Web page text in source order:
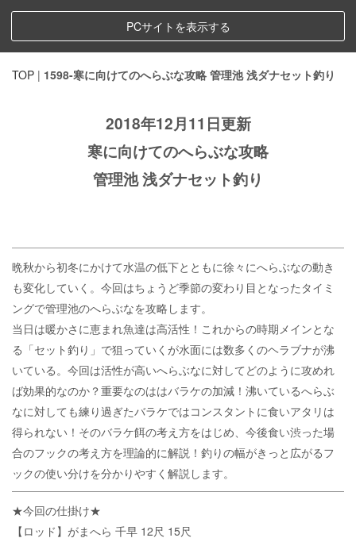
PCサイトを表示する
TOP | 1598-寒に向けてのへらぶな攻略 管理池 浅ダナセット釣り
2018年12月11日更新
寒に向けてのへらぶな攻略
管理池 浅ダナセット釣り
晩秋から初冬にかけて水温の低下とともに徐々にへらぶなの動き
も変化していく。今回はちょうど季節の変わり目となったタイミ
ングで管理池のへらぶなを攻略します。
当日は暖かさに恵まれ魚達は高活性！これからの時期メインとな
る「セット釣り」で狙っていくが水面には数多くのヘラブナが沸
いている。今回は活性が高いへらぶなに対してどのように攻めれ
ば効果的なのか？重要なのははバラケの加減！沸いているへらぶ
なに対しても練り過ぎたバラケではコンスタントに食いアタリは
得られない！そのバラケ餌の考え方をはじめ、今後食い渋った場
合のフックの考え方を理論的に解説！釣りの幅がきっと広がるフ
ックの使い分けを分かりやすく解説します。
★今回の仕掛け★
【ロッド】がまへら 千早 12尺 15尺